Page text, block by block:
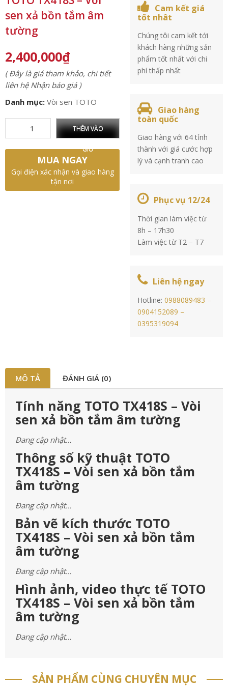
sen xả bồn tắm âm
tường
2,400,000₫
( Đây là giá tham khảo, chi tiết
liên hệ Nhận báo giá )
Danh mục: Vòi sen TOTO
THÊM VÀO
GIỎ
MUA NGAY
Gọi điện xác nhận và giao hàng
tận nơi
Cam kết giá
tốt nhât
Chúng tôi cam kết tới
khách hàng những sản
phẩm tốt nhất với chi
phí thấp nhất
Giao hàng
toàn quốc
Giao hàng với 64 tỉnh
thành với giá cước hợp
lý và cạnh tranh cao
Phục vụ 12/24
Thời gian làm việc từ
8h – 17h30
Làm việc từ T2 – T7
Liên hệ ngay
Hotline:0988089483 –
0904152089 –
0395319094
MÔ TẢ ĐÁNH GIÁ (0)
Tính năng TOTO TX418S – Vòi
sen xả bồn tắm âm tường
Đang cập nhật…
Thông số kỹ thuật TOTO
TX418S – Vòi sen xả bồn tắm
âm tường
Đang cập nhật…
Bản vẽ kích thước TOTO
TX418S – Vòi sen xả bồn tắm
âm tường
Đang cập nhật…
Hình ảnh, video thực tế TOTO
TX418S – Vòi sen xả bồn tắm
âm tường
Đang cập nhật…
SẢN PHẨM CÙNG CHUYÊN MỤC